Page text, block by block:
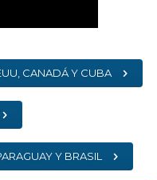
CANADÁ Y CUBA
Y BRASIL